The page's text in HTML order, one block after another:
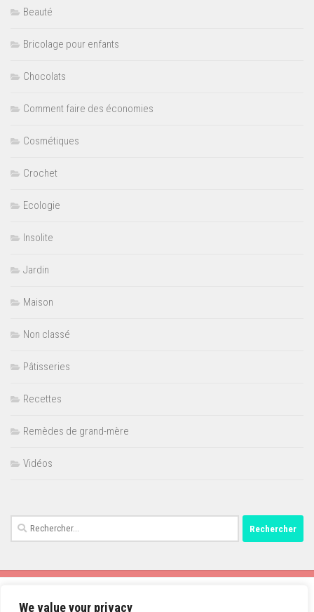
We value your privacy
Beauté
Bricolage pour enfants
Chocolats
Comment faire des économies
Cosmétiques
Crochet
Ecologie
Insolite
Jardin
Maison
Non classé
Pâtisseries
Recettes
Remèdes de grand-mère
Vidéos
Rechercher :